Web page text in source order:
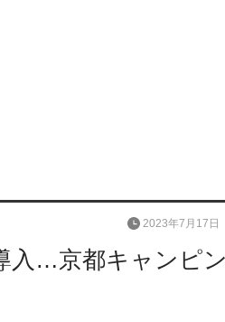
入…京都キャンピ
2023年7月17日